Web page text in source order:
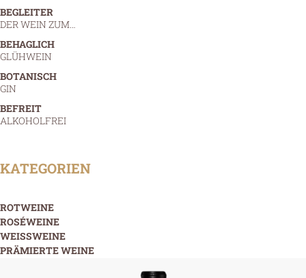
BEGLEITER
DER WEIN ZUM…
BEHAGLICH
GLÜHWEIN
BOTANISCH
GIN
BEFREIT
ALKOHOLFREI
KATEGORIEN
ROTWEINE
ROSÉWEINE
WEISSWEINE
PRÄMIERTE WEINE